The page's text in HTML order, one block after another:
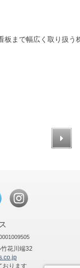
まで幅広く取り扱う
花川端32
おります